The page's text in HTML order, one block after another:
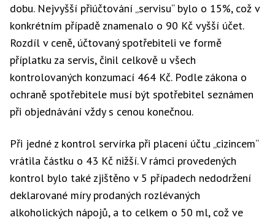
dobu. Nejvyšší přiúčtování „servisu“ bylo o 15%, což v
konkrétním případě znamenalo o 90 Kč vyšší účet.
Rozdíl v ceně, účtovaný spotřebiteli ve formě
příplatku za servis, činil celkově u všech
kontrolovaných konzumací 464 Kč. Podle zákona o
ochraně spotřebitele musí být spotřebitel seznámen
při objednávání vždy s cenou konečnou.
Při jedné z kontrol servírka při placení účtu „cizincem“
vrátila částku o 43 Kč nižší. V rámci provedených
kontrol bylo také zjištěno v 5 případech nedodržení
deklarované míry prodaných rozlévaných
alkoholických nápojů, a to celkem o 50 ml, což ve